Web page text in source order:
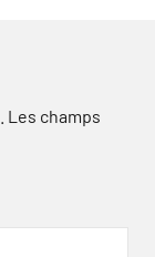
Les champs